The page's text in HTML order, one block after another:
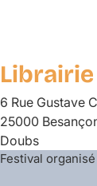
principal
6 Rue Gustave
25000
Doubs
Festival